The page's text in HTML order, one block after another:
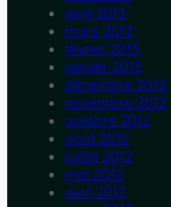
avril 2013
mars 2013
février 2013
janvier 2013
décembre 2012
novembre 2012
octobre 2012
août 2012
juillet 2012
mai 2012
avril 2012